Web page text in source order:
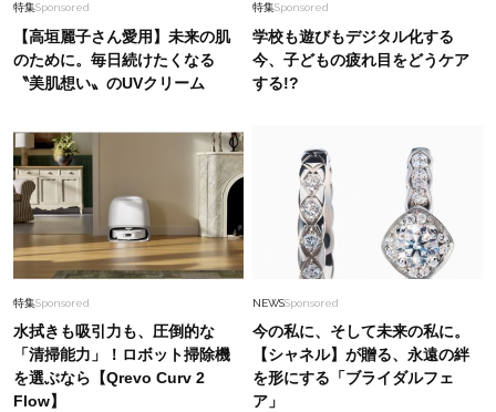
特集Sponsored
【高垣麗子さん愛用】未来の肌
のために。毎日続けたくなる
〝美肌想い〟のUVクリーム
特集Sponsored
学校も遊びもデジタル化する
今、子どもの疲れ目をどうケア
する!?
特集Sponsored
水拭きも吸引力も、圧倒的な
「清掃能力」！ロボット掃除機
を選ぶなら【Qrevo Curv 2
Flow】
NEWSSponsored
今の私に、そして未来の私に。
【シャネル】が贈る、永遠の絆
を形にする「ブライダルフェ
ア」